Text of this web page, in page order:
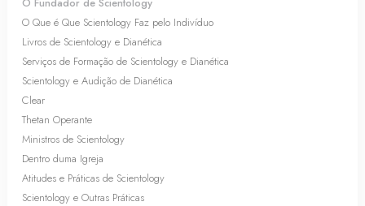
O Que é Que Scientology Faz pelo Indivíduo
Livros de Scientology e Dianética
Serviços de Formação de Scientology e Dianética
Scientology e Audição de Dianética
Clear
Thetan Operante
Ministros de Scientology
Dentro duma Igreja
Atitudes e Práticas de Scientology
Scientology e Outras Práticas